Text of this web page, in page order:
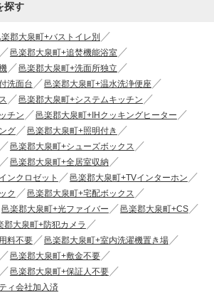
探す
郡大泉町+バストイレ別
邑楽郡大泉町+追焚機能浴室
邑楽郡大泉町+洗面所独立
洗面台
邑楽郡大泉町+温水洗浄便座
邑楽郡大泉町+システムキッチン
チン
邑楽郡大泉町+IHクッキングヒーター
グ
邑楽郡大泉町+照明付き
邑楽郡大泉町+シューズボックス
邑楽郡大泉町+全居室収納
ンクロゼット
邑楽郡大泉町+TVインターホン
ク
邑楽郡大泉町+宅配ボックス
邑楽郡大泉町+光ファイバー
邑楽郡大泉町+CS
郡大泉町+防犯カメラ
料不要
邑楽郡大泉町+室内洗濯機置き場
邑楽郡大泉町+敷金不要
邑楽郡大泉町+保証人不要
ィ会社加入済